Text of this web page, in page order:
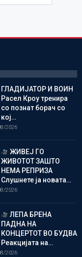
ГЛАДИЈАТОР И ВОИН
Расел Кроу тренира
со познат борач со
кој…
2026
ЖИВЕЈ ГО
ЖИВОТОТ ЗАШТО
НЕМА РЕПРИЗА
Слушнете ја новата…
2026
ЛЕПА БРЕНА
ПАДНА НА
КОНЦЕРТОТ ВО БУДВА
Реакцијата на…
2026